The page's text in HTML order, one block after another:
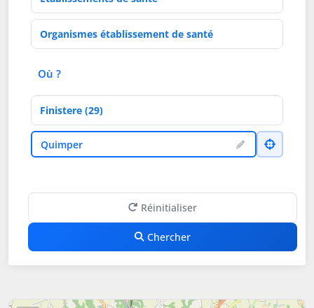
Activités de soins
Où ?
Département
VilleQuimper
Réinitialiser
Chercher